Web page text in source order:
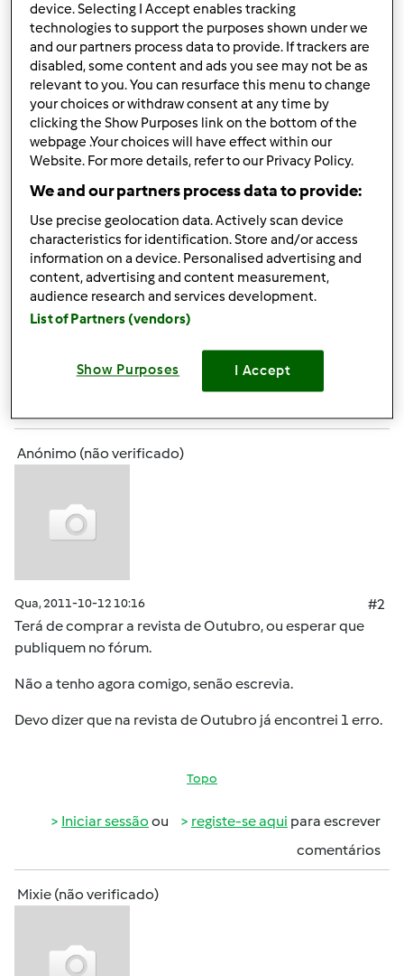
Ter, 2011-10-11 21:57
Olá a todos, será que alguém me pode ajudar?
Vi algures na internet que havia 2 ou 3 receitas da Revista
Bimby de Setembro que não estavam correctas. Será que
alguém me pode dizer quais os erros ou indicar-me onde
encontro as receitas correctas? Obg a todos e divirtam-
Iniciar sessãoou registe-se aquipara escrever
Anónimo (não verificado)
Qua, 2011-10-12 10:16
#2
Terá de comprar a revista de Outubro, ou esperar que
publiquem no fórum.
Não a tenho agora comigo, senão escrevia.
Devo dizer que na revista de Outubro já encontrei 1 erro.
Topo
Iniciar sessão ou registe-se aqui para escrever
comentários
Mixie (não verificado)
device. Selecting I Accept enables tracking
technologies to support the purposes shown under we
and our partners process data to provide. If trackers are
disabled, some content and ads you see may not be as
relevant to you. You can resurface this menu to change
your choices or withdraw consent at any time by
clicking the Show Purposes link on the bottom of the
webpage .Your choices will have effect within our
Website. For more details, refer to our Privacy Policy.
We and our partners process data to provide:
Use precise geolocation data. Actively scan device
characteristics for identification. Store and/or access
information on a device. Personalised advertising and
content, advertising and content measurement,
audience research and services development.
List of Partners (vendors)
Show Purposes I Accept